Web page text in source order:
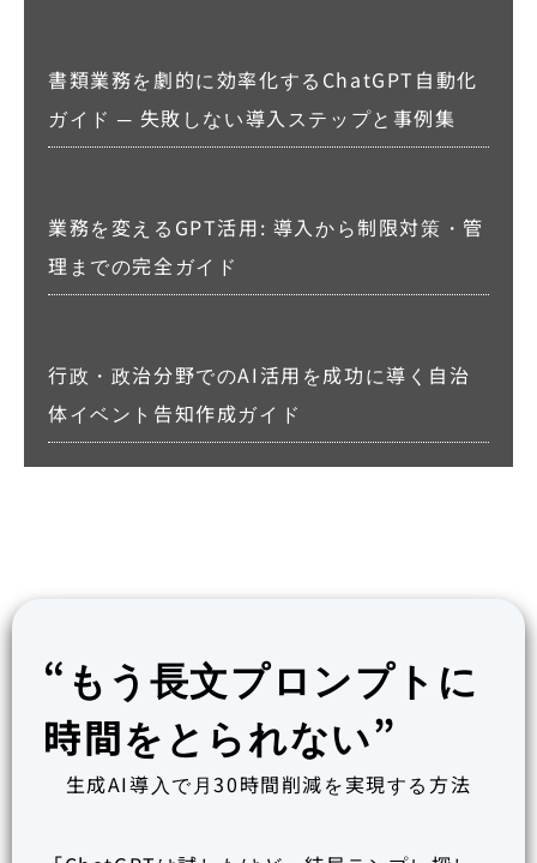
書類業務を劇的に効率化するChatGPT自動化
ガイド ─ 失敗しない導入ステップと事例集
業務を変えるGPT活用: 導入から制限対策・管
理までの完全ガイド
行政・政治分野でのAI活用を成功に導く自治
体イベント告知作成ガイド
“もう⻑⽂プロンプトに
時間をとられない”
生成AI導⼊で月30時間削減を実現する方法